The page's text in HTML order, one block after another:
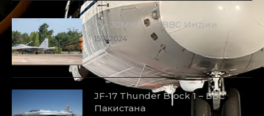
Су-30МКИ-3 – ВВС Индии
15.11.2024
JF-17 Thunder Block 1 – ВВС
Пакистана